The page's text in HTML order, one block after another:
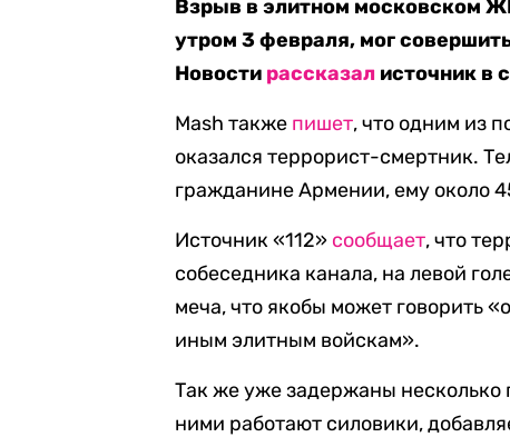
Взрыв в элитном московском
утром 3 февраля, мог
Новости рассказал источник в
Mash также пишет, что одним из
оказался террорист-смертник.
гражданине Армении, ему около
Источник «112» сообщает, что
собеседника канала, на левой
меча, что якобы может говорить
иным элитным войскам».
Так же уже задержаны
ними работают силовики,